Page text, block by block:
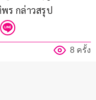
ร กล่าวสรุป
8 ครั้ง